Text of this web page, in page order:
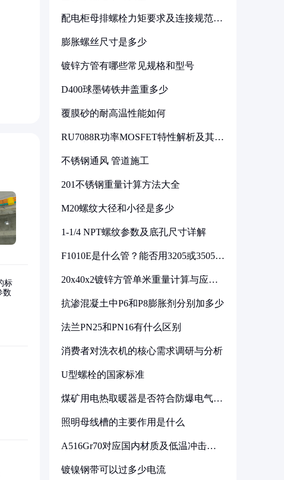
配电柜母排螺栓力矩要求及连接规范详
膨胀螺丝尺寸是多少
镀锌方管有哪些常见规格和型号
D400球墨铸铁井盖重多少
覆膜砂的耐高温性能如何
RU7088R功率MOSFET特性解析及其在
不锈钢通风 管道施工
201不锈钢重量计算方法大全
M20螺纹大径和小径是多少
1-1/4 NPT螺纹参数及底孔尺寸详解
F1010E是什么管？能否用3205或3505代
20x40x2镀锌方管单米重量计算与应用
抗渗混凝土中P6和P8膨胀剂分别加多少
法兰PN25和PN16有什么区别
消费者对洗衣机的核心需求调研与分析
U型螺栓的国家标准
煤矿用电热取暖器是否符合防爆电气设
照明母线槽的主要作用是什么
A516Gr70对应国内材质及低温冲击要
镀镍钢带可以过多少电流